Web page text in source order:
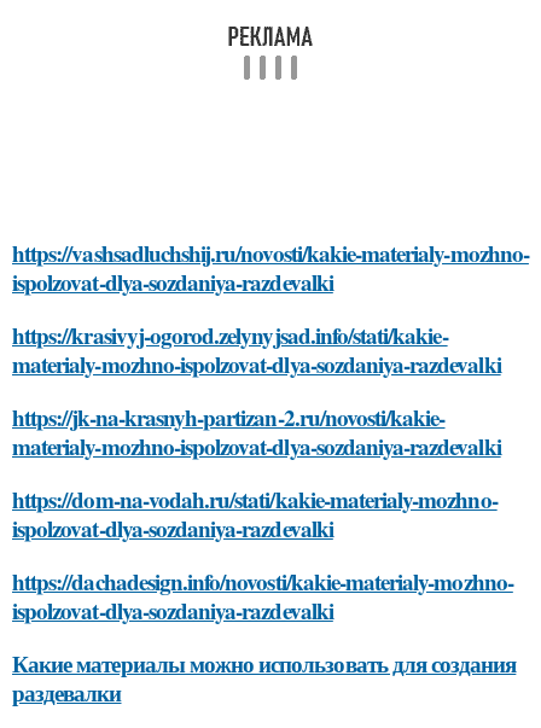
https://vashsadluchshij.ru/novosti/kakie-materialy-mozhno-
ispolzovat-dlya-sozdaniya-razdevalki
https://krasivyj-ogorod.zelynyjsad.info/stati/kakie-
materialy-mozhno-ispolzovat-dlya-sozdaniya-razdevalki
https://jk-na-krasnyh-partizan-2.ru/novosti/kakie-
materialy-mozhno-ispolzovat-dlya-sozdaniya-razdevalki
https://dom-na-vodah.ru/stati/kakie-materialy-mozhno-
ispolzovat-dlya-sozdaniya-razdevalki
https://dachadesign.info/novosti/kakie-materialy-mozhno-
ispolzovat-dlya-sozdaniya-razdevalki
Какие материалы можно использовать для создания
раздевалки